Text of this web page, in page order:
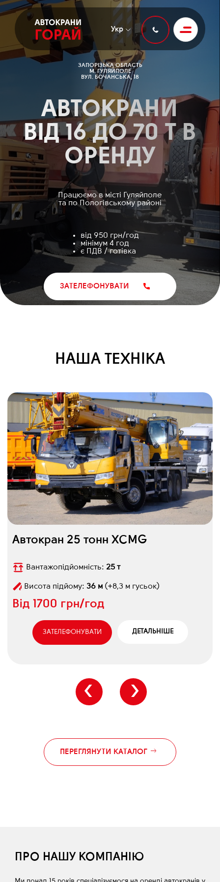
Укр
ЗАПОРІЗЬКА ОБЛАСТЬ
М. ГУЛЯЙПОЛЕ
ВУЛ. БОЧАНСЬКА, 18
АВТОКРАНИ
ВІД 16 ДО 70 Т В
ОРЕНДУ
Працюємо в місті Гуляйполе
та по Пологівському районі
від 950 грн/год
мінімум 4 год
є ПДВ / готівка
ЗАТЕЛЕФОНУВАТИ
НАША ТЕХНІКА
Автокран 25 тонн XCMG
Вантажопідйомність: 25 т
Висота підйому: 36 м (+8,3 м гусьок)
Від 1700 грн/год
ЗАТЕЛЕФОНУВАТИ ДЕТАЛЬНІШЕ
‹ ›
ПЕРЕГЛЯНУТИ КАТАЛОГ
ПРО НАШУ КОМПАНІЮ